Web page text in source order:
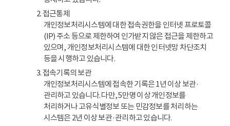
2. 접근통제
개인정보처리시스템에 대한 접속권한을 인터넷 프로토콜
(IP) 주소 등으로 제한하여 인가받지 않은 접근을 제한하고
있으며, 개인정보처리시스템에 대한 인터넷망 차단조치
등을 시행하고 있습니다.
3. 접속기록의 보관
개인정보처리시스템에 접속한 기록은 1년 이상 보관·
관리하고 있습니다. 다만, 5만명 이상 개인정보를
처리하거나 고유식별정보 또는 민감정보를 처리하는
시스템은 2년 이상 보관·관리하고 있습니다.